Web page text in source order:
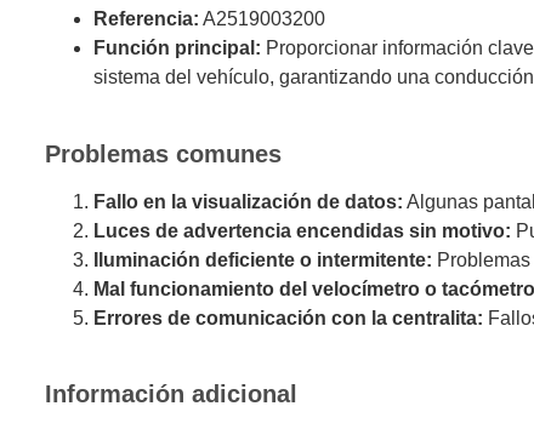
Referencia: A2519003200
Función principal: Proporcionar información
sistema del vehículo, garantizando una
Problemas comunes
Fallo en la visualización de datos: Algunas
Luces de advertencia encendidas sin motivo:
Iluminación deficiente o intermitente:
Mal funcionamiento del velocímetro o
Errores de comunicación con la centralita:
Información adicional